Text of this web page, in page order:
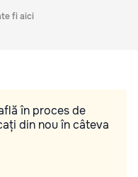
fi aici
în proces de
din nou în câteva